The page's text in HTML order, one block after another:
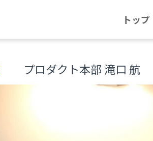
トップ
プロダクト本部 滝口 航